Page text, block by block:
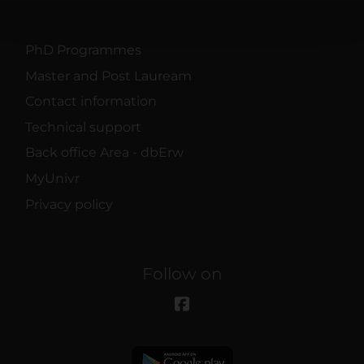
raccolto dal tuo utilizzo dei loro servizi.
PhD Programmes
Master and Post Lauream
Contact information
Technical support
Back office Area - dbErw
MyUnivr
Privacy policy
Follow on